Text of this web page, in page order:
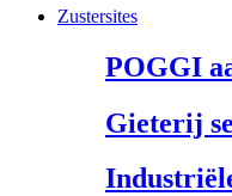
Zustersites
POGGI
Gieterij